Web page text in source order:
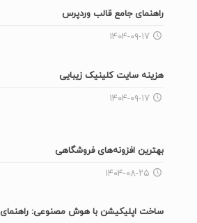
راهنمای جامع قالب وردپرس
۱۴۰۴-۰۹-۱۷
هزینه سایت کلینیک زیبایی
۱۴۰۴-۰۹-۱۷
بهترین افزونه‌های فروشگاهی
۱۴۰۴-۰۸-۲۵
ساخت اپلیکیشن با هوش مصنوعی: راهنمای